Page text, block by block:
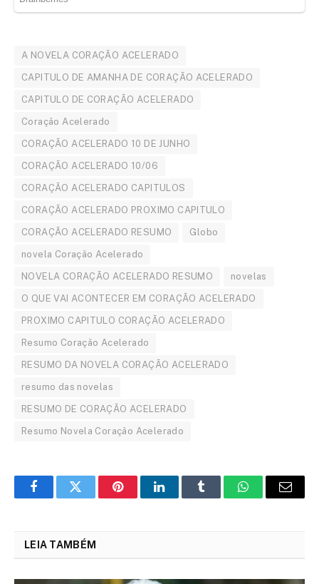
A NOVELA CORAÇÃO ACELERADO
CAPITULO DE AMANHA DE CORAÇÃO ACELERADO
CAPITULO DE CORAÇÃO ACELERADO
Coração Acelerado
CORAÇÃO ACELERADO 10 DE JUNHO
CORAÇÃO ACELERADO 10/06
CORAÇÃO ACELERADO CAPITULOS
CORAÇÃO ACELERADO PROXIMO CAPITULO
CORAÇÃO ACELERADO RESUMO Globo
novela Coração Acelerado
NOVELA CORAÇÃO ACELERADO RESUMO novelas
O QUE VAI ACONTECER EM CORAÇÃO ACELERADO
PROXIMO CAPITULO CORAÇÃO ACELERADO
Resumo Coração Acelerado
RESUMO DA NOVELA CORAÇÃO ACELERADO
resumo das novelas
RESUMO DE CORAÇÃO ACELERADO
Resumo Novela Coração Acelerado
FacebookTwitter PinterestLinkedInTumblr WhatsAppEmail
LEIA TAMBÉM